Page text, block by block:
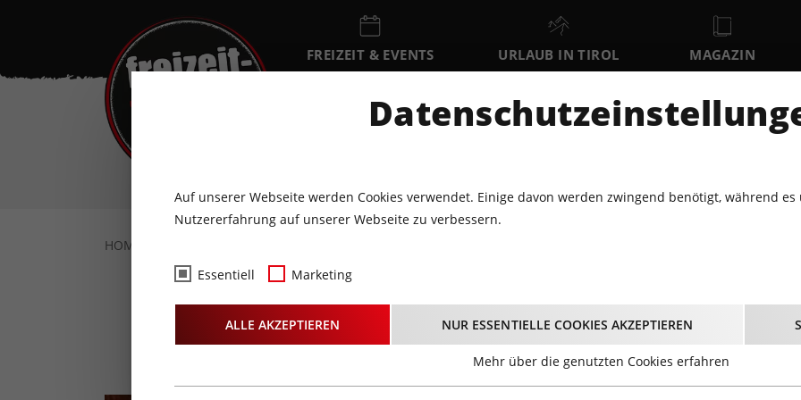
FREIZEIT & EVENTS URLAUB IN TIROL MAGAZIN
EVENTKALENDER
SA SO MO 11
HOME
Bataillonsfest Wipptal –
19.07.2026 - Beginn 08:45 Uhr
Auf unserer Webseite werden Cookies verwendet. Einige davon werden zwingend benötigt, während
Nutzererfahrung auf unserer Webseite zu verbessern.
Essentiell Marketing
ALLE AKZEPTIEREN NUR ESSENTIELLE COOKIES AKZEPTIEREN
Mehr über die genutzten Cookies erfahren